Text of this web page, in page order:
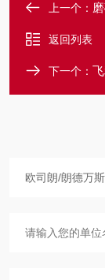
上一个： 磨
返回列表
下一个： 飞